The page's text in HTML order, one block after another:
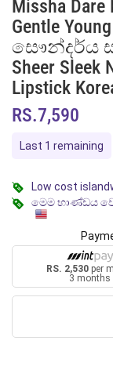
Missha Dare
Gentle
සෞන්දර්ය
Sheer Sleek
Lipstick
RS.7,590
Last 1 remaining
Low cost
මෙම භාණ්ඩය
RS. 2,530per
3 months